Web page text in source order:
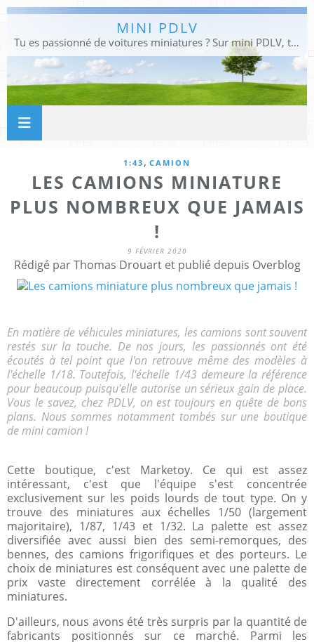
MINI PDLV
Tu es passionné de voitures miniatures ? Sur mini PDLV, tu trouveras les meilleurs bons plans pour acheter des voitures au 1:43, 1:18 ou 1:24. Tu pourras aussi découvrir des modèles de collection sous tous leurs angles. Pour ne rien louper de l'actualité des voitures miniatures, rejoins-nous !
1:43 , CAMION
LES CAMIONS MINIATURE
PLUS NOMBREUX QUE JAMAIS
!
9 FÉVRIER 2020
Rédigé par Thomas Drouart et publié depuis Overblog
En matière de véhicules miniatures, les camions sont souvent
restés sur la touche. De nos jours, les passionnés ont été
écoutés à tel point que l'on retrouve même des modèles à
l'échelle 1/18. Toutefois, l'échelle 1/43 demeure la référence
pour beaucoup puisqu'elle autorise un sérieux gain de place.
Vous le savez, chez PDLV, on est toujours en quête de bons
plans. Nous sommes notamment tombés sur une boutique
demini camion!
Cette boutique, c'est Marketoy. Ce qui est assez
intéressant, c'est que l'équipe s'est concentrée
exclusivement sur les poids lourds de tout type. On y
trouve des miniatures aux échelles 1/50 (largement
majoritaire), 1/87, 1/43 et 1/32. La palette est assez
diversifiée avec aussi bien des semi-remorques, des
bennes, des camions frigorifiques et des porteurs. Le
choix de miniatures est conséquent avec une palette de
prix vaste directement corrélée à la qualité des
miniatures.
D'ailleurs, nous avons été très surpris par la quantité de
fabricants positionnés sur ce marché. Parmi les